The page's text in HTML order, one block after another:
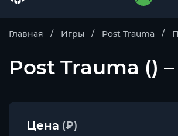
Главная Игры Post Trauma
Post Trauma ()
Цена (₽)